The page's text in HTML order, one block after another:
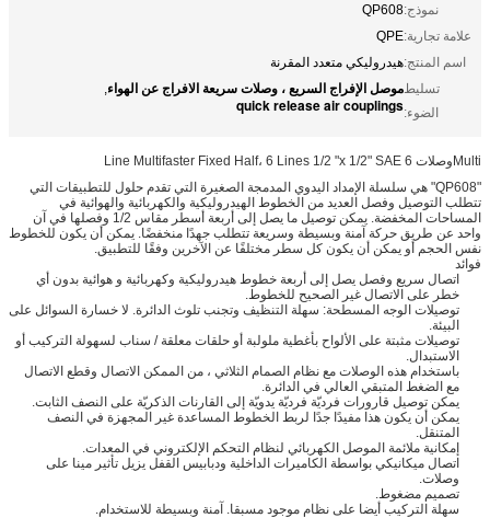
نموذج:QP608
علامة تجارية:QPE
اسم المنتج:هيدروليكي متعدد المقرنة
تسليط
الضوء:
موصل الإفراج السريع ، وصلات سريعة الافراج عن الهواء,
quick release air couplings
Multiوصلات 6 Line Multifaster Fixed Half، 6 Lines 1/2 "x 1/2" SAE
"QP608" هي سلسلة الإمداد اليدوي المدمجة الصغيرة التي تقدم حلول للتطبيقات التي
تتطلب التوصيل وفصل العديد من الخطوط الهيدروليكية والكهربائية والهوائية في
المساحات المخفضة.
يمكن توصيل ما يصل إلى أربعة أسطر مقاس 1/2 وفصلها في آن
واحد عن طريق حركة آمنة وبسيطة وسريعة تتطلب جهدًا منخفضًا. يمكن أن يكون للخطوط
نفس الحجم أو يمكن أن يكون كل سطر مختلفًا عن الآخرين وفقًا للتطبيق.
فوائد
اتصال سريع وفصل يصل إلى أربعة خطوط هيدروليكية وكهربائية و هوائية بدون أي
خطر على الاتصال غير الصحيح للخطوط.
توصيلات الوجه المسطحة: سهلة التنظيف وتجنب تلوث الدائرة. لا خسارة السوائل على
البيئة.
توصيلات مثبتة على الألواح بأغطية ملولبة أو حلقات معلقة / سناب لسهولة التركيب أو
الاستبدال.
باستخدام هذه الوصلات مع نظام الصمام الثلاثي ، من الممكن الاتصال وقطع الاتصال
مع الضغط المتبقي العالي في الدائرة.
يمكن توصيل قارورات فرديّة فرديّة يدويّة إلى القارنات الذكريّة على النصف الثابت.
يمكن أن يكون هذا مفيدًا جدًا لربط الخطوط المساعدة غير المجهزة في النصف
المتنقل.
إمكانية ملائمة الموصل الكهربائي لنظام التحكم الإلكتروني في المعدات.
اتصال ميكانيكي بواسطة الكاميرات الداخلية ودبابيس القفل يزيل تأثير مينا على
وصلات.
تصميم مضغوط.
سهلة التركيب أيضا على نظام موجود مسبقا. آمنة وبسيطة للاستخدام.